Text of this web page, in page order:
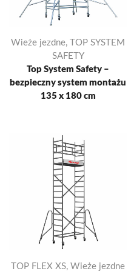
Wieże jezdne,
TOP SYSTEM
SAFETY
Top System Safety –
bezpieczny system montażu
135 x 180 cm
TOP FLEX XS, Wieże jezdne